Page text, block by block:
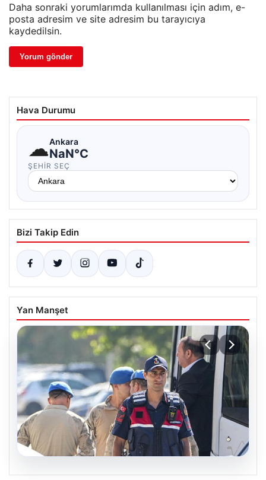
Daha sonraki yorumlarımda kullanılması için adım, e-
posta adresim ve site adresim bu tarayıcıya
kaydedilsin.
Hava Durumu
☁Ankara
NaN°C
ŞEHIR SEÇ
Bizi Takip Edin
Yan Manşet